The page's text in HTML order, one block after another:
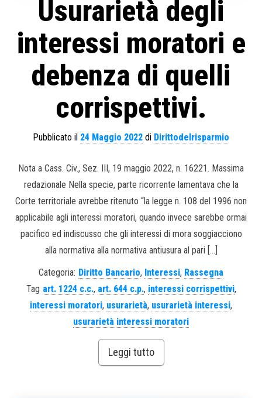
Usurarietà degli
interessi moratori e
debenza di quelli
corrispettivi.
Pubblicato il 24 Maggio 2022 di Dirittodelrisparmio
Nota a Cass. Civ., Sez. III, 19 maggio 2022, n. 16221. Massima
redazionale Nella specie, parte ricorrente lamentava che la
Corte territoriale avrebbe ritenuto “la legge n. 108 del 1996 non
applicabile agli interessi moratori, quando invece sarebbe ormai
pacifico ed indiscusso che gli interessi di mora soggiacciono
alla normativa alla normativa antiusura al pari […]
Categoria: Diritto Bancario, Interessi, Rassegna
Tag art. 1224 c.c., art. 644 c.p., interessi corrispettivi,
interessi moratori, usurarietà, usurarietà interessi,
usurarietà interessi moratori
Leggi tutto